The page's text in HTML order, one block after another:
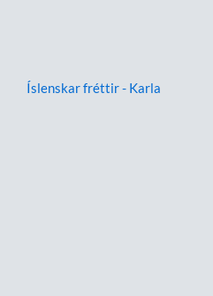
Íslenskar fréttir - Karla